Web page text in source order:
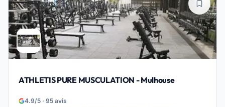
ATHLETIS PURE MUSCULATION - Mulhouse
4.9/5 · 95 avis